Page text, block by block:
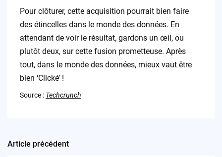
Pour clôturer, cette acquisition pourrait bien faire
des étincelles dans le monde des données. En
attendant de voir le résultat, gardons un œil, ou
plutôt deux, sur cette fusion prometteuse. Après
tout, dans le monde des données, mieux vaut être
bien ‘Clické’ !
Source : Techcrunch
Post
Article précédent